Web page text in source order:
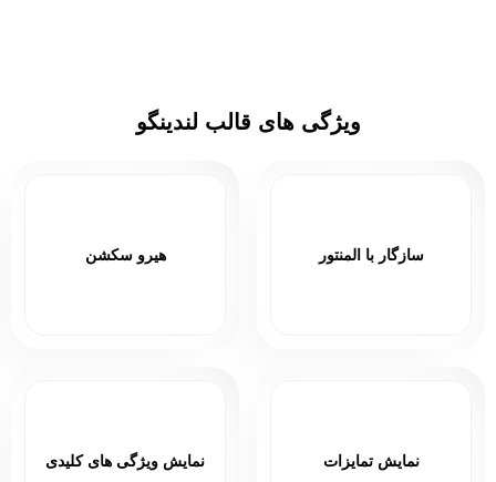
ویژگی های قالب لندینگو
سازگار با المنتور هیرو سکشن
نمایش تمایزات نمایش ویژگی های کلیدی